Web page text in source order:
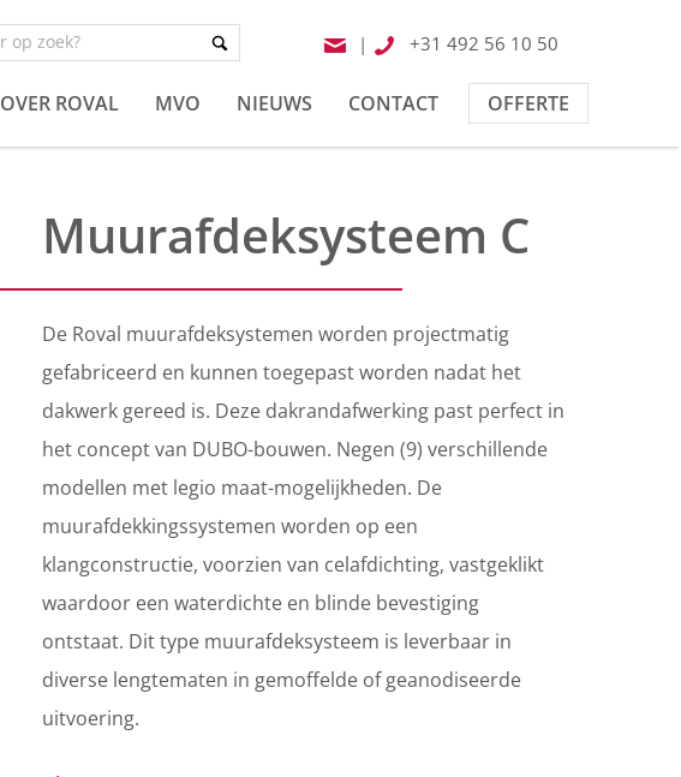
| +31 492 56 10 50
OVER ROVAL MVO NIEUWS CONTACT OFFERTE
Muurafdeksysteem C
De Roval muurafdeksystemen worden projectmatig
gefabriceerd en kunnen toegepast worden nadat het
dakwerk gereed is. Deze dakrandafwerking past perfect in
het concept van DUBO-bouwen. Negen (9) verschillende
modellen met legio maat-mogelijkheden. De
muurafdekkingssystemen worden op een
klangconstructie, voorzien van celafdichting, vastgeklikt
waardoor een waterdichte en blinde bevestiging
ontstaat. Dit type muurafdeksysteem is leverbaar in
diverse lengtematen in gemoffelde of geanodiseerde
uitvoering.